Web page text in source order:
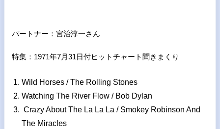
パートナー：宮治淳一さん
特集：1971年7月31日付ヒットチャート聞きまくり
Wild Horses / The Rolling Stones
Watching The River Flow / Bob Dylan
Crazy About The La La La / Smokey Robinson And
The Miracles